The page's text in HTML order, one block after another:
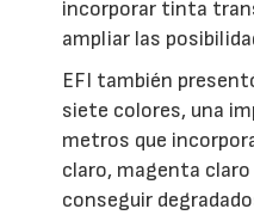
incorporar tinta
ampliar las
EFI también
siete colores, una
metros que
claro, magenta
conseguir